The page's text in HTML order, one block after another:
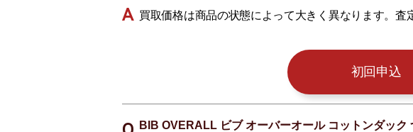
買取価格は商品の状態によって大きく異なります。査
初回申込
BIB OVERALL ビブ オーバーオール コットンダッ